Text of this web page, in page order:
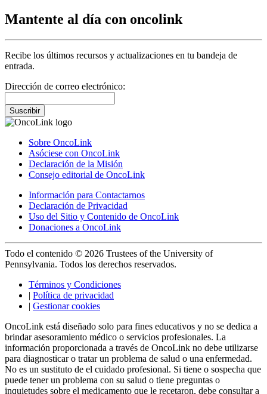
Mantente al día con oncolink
Recibe los últimos recursos y actualizaciones en tu bandeja de
entrada.
Dirección de correo electrónico:
Suscribir
Sobre OncoLink
Asóciese con OncoLink
Declaración de la Misión
Consejo editorial de OncoLink
Información para Contactarnos
Declaración de Privacidad
Uso del Sitio y Contenido de OncoLink
Donaciones a OncoLink
Todo el contenido © 2026 Trustees of the University of
Pennsylvania. Todos los derechos reservados.
Términos y Condiciones
| Política de privacidad
| Gestionar cookies
OncoLink está diseñado solo para fines educativos y no se dedica a
brindar asesoramiento médico o servicios profesionales. La
información proporcionada a través de OncoLink no debe utilizarse
para diagnosticar o tratar un problema de salud o una enfermedad.
No es un sustituto de el cuidado profesional. Si tiene o sospecha que
puede tener un problema con su salud o tiene preguntas o
inquietudes sobre el medicamento que le recetaron, debe consultar a